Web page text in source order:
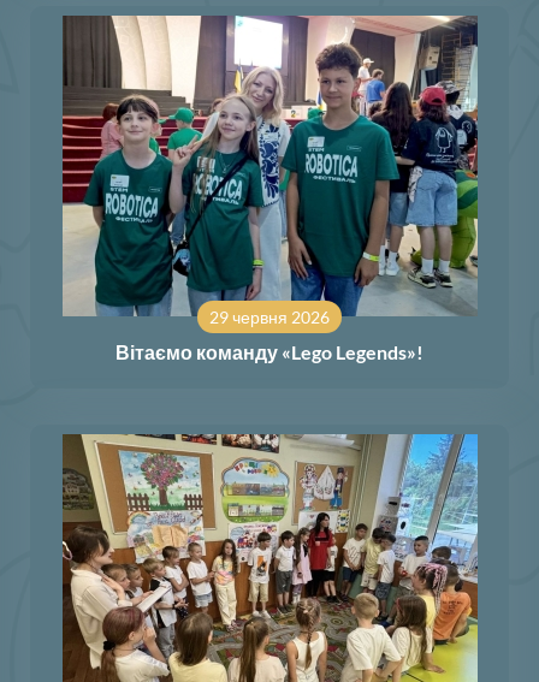
29 червня 2026
Вітаємо команду «Lego Legends»!